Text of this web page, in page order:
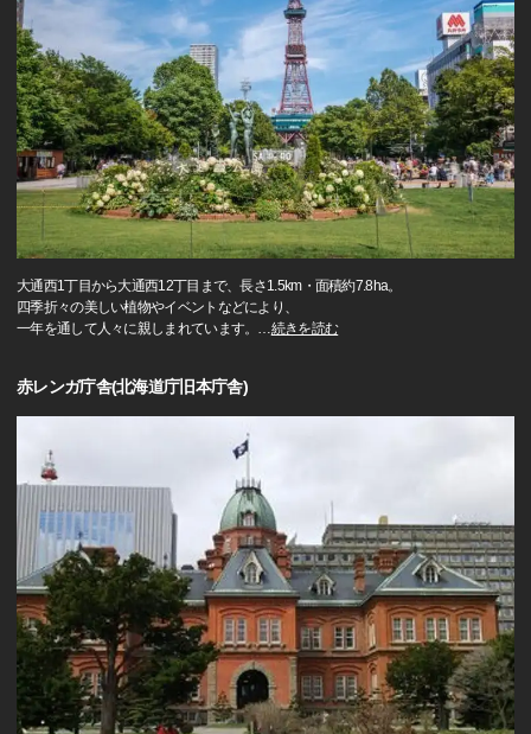
大通西1丁目から大通西12丁目まで、長さ1.5km・面積約7.8ha。
四季折々の美しい植物やイベントなどにより、
一年を通して人々に親しまれています。 …続きを読む
赤レンガ庁舎(北海道庁旧本庁舎)